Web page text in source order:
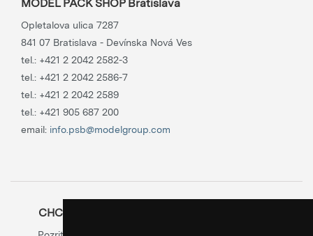
MODEL PACK SHOP Bratislava
Opletalova ulica 7287
841 07 Bratislava - Devínska Nová Ves
tel.: +421 2 2042 2582-3
tel.: +421 2 2042 2586-7
tel.: +421 2 2042 2589
tel.: +421 905 687 200
email: info.psb@modelgroup.com
CHCETE SA O OBALOCH DOZVEDIEŤ VIAC?